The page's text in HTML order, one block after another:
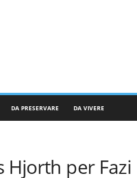
DA PRESERVARE DA VIVERE
Hjorth per Fazi